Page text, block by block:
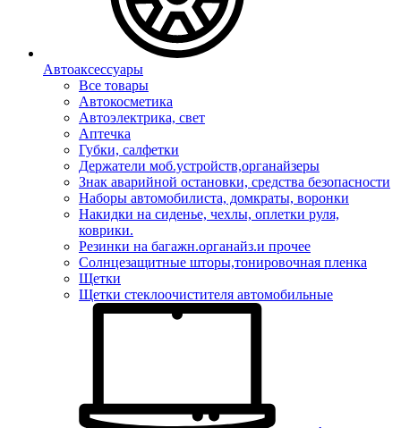
Автоаксессуары
Все товары
Автокосметика
Автоэлектрика, свет
Аптечка
Губки, салфетки
Держатели моб.устройств,органайзеры
Знак аварийной остановки, средства безопасности
Наборы автомобилиста, домкраты, воронки
Накидки на сиденье, чехлы, оплетки руля,
коврики.
Резинки на багажн.органайз.и прочее
Солнцезащитные шторы,тонировочная пленка
Щетки
Щетки стеклоочистителя автомобильные